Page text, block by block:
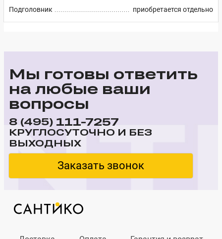
Подголовник
приобретается отдельно
Мы готовы ответить
на любые ваши
вопросы
8 (495) 111-7257
КРУГЛОСУТОЧНО И БЕЗ
ВЫХОДНЫХ
Заказать звонок